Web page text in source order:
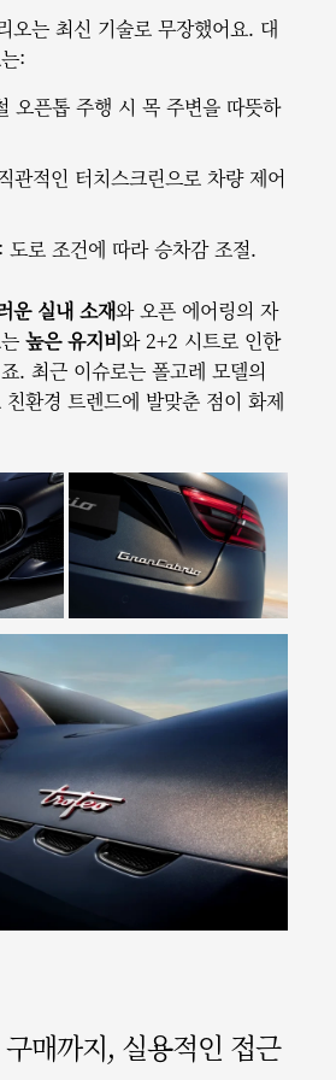
오는 최신 기술로 무장했어요. 대
:
오픈톱 주행 시 목 주변을 따뜻하
관적인 터치스크린으로 차량 제어
: 도로 조건에 따라 승차감 조절.
운 실내 소재와 오픈 에어링의 자
높은 유지비와 2+2 시트로 인한
. 최근 이슈로는 폴고레 모델의
환경 트렌드에 발맞춘 점이 화제
매까지, 실용적인 접근